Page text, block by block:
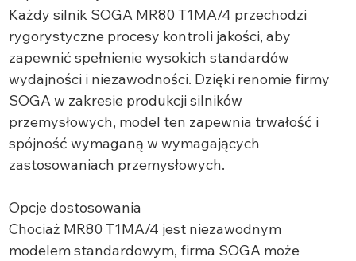
Każdy silnik SOGA MR80 T1MA/4 przechodzi
rygorystyczne procesy kontroli jakości, aby
zapewnić spełnienie wysokich standardów
wydajności i niezawodności. Dzięki renomie firmy
SOGA w zakresie produkcji silników
przemysłowych, model ten zapewnia trwałość i
spójność wymaganą w wymagających
zastosowaniach przemysłowych.
Opcje dostosowania
Chociaż MR80 T1MA/4 jest niezawodnym
modelem standardowym, firma SOGA może